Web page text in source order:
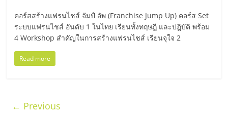
คอร์สสร้างแฟรนไชส์ จัมป์ อัพ (Franchise Jump Up) คอร์ส Set
ระบบแฟรนไชส์ อันดับ 1 ในไทย เรียนทั้งทฤษฎี และปฎิบัติ พร้อม
4 Workshop สำคัญในการสร้างแฟรนไชส์ เรียนจุใจ 2
Read more
← Previous